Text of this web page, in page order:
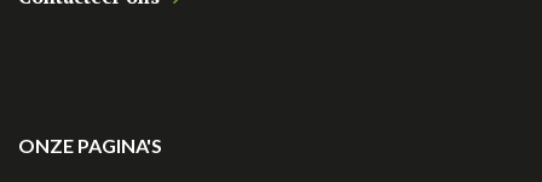
ONZE PAGINA'S